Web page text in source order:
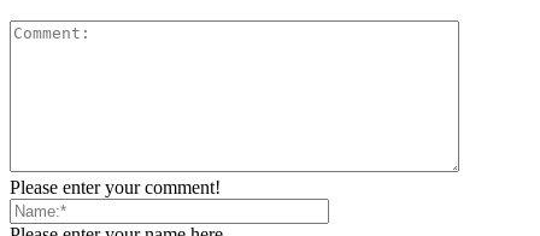
Please enter your comment!